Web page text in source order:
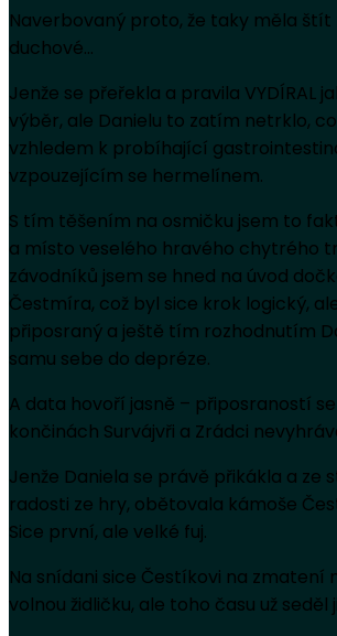
Naverbovaný proto, že taky měla štít
duchové…
Jenže se přeřekla a pravila VYDÍRAL
výběr, ale Danielu to zatím netrklo,
vzhledem k probíhající
vzpouzejícím se hermelínem.
S tím těšením na osmičku jsem to
a místo veselého hravého chytrého
závodníků jsem se hned na úvod
Čestmíra, což byl sice krok logický,
připosraný a ještě tím rozhodnutím
samu sebe do depréze.
A data hovoří jasně – připosraností
končinách Survájvři a Zrádci
Jenže Daniela se právě přikákla a ze
radosti ze hry, obětovala kámoše
Sice první, ale velké fuj.
Na snídani sice Čestíkovi na zmatení
volnou židličku, ale toho času už seděl